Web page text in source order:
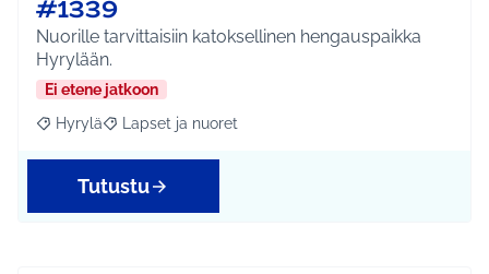
#1339
Nuorille tarvittaisiin katoksellinen hengauspaikka
Hyrylään.
Ei etene jatkoon
Rajaa tulokset aihepiirin mukaan: Hyrylä
Hyrylä Rajaa tulokset teeman mukaan: Lapset ja nuoret
Lapset ja nuoret
Tutustu